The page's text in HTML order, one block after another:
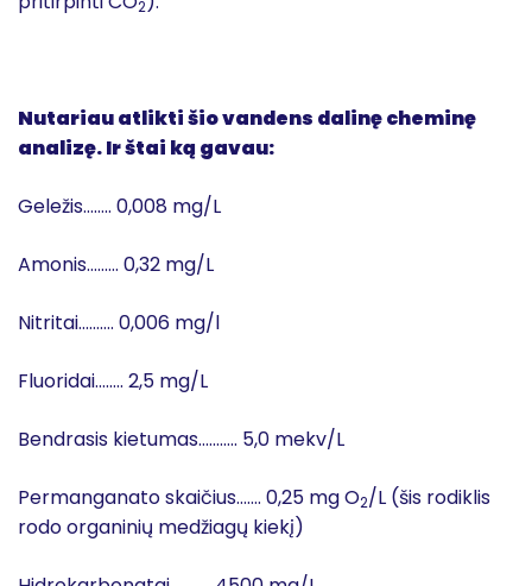
2
Nutariau atlikti šio vandens dalinę cheminę
analizę. Ir štai ką gavau:
Geležis…….. 0,008 mg/L
Amonis……… 0,32 mg/L
Nitritai………. 0,006 mg/l
Fluoridai…….. 2,5 mg/L
Bendrasis kietumas……….. 5,0 mekv/L
Permanganato skaičius……. 0,25 mg O2/L (šis rodiklis
rodo organinių medžiagų kiekį)